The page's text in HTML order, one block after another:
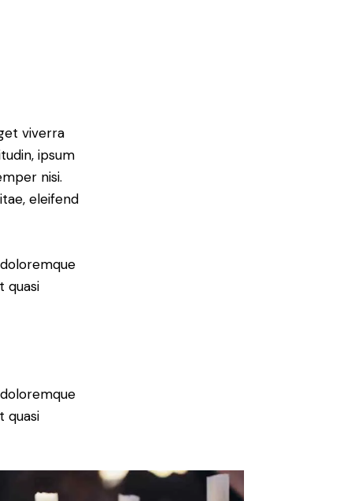
viverra
ipsum
nisi.
eleifend
quasi
quasi